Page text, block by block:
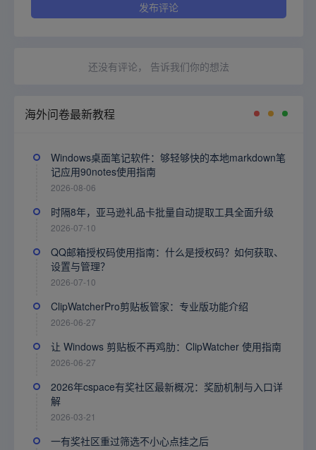
还没有评论， 告诉我们你的想法
海外问卷最新教程
Windows桌面笔记软件：够轻够快的本地markdown笔
记应用90notes使用指南
2026-08-06
时隔8年，亚马逊礼品卡批量自动提取工具全面升级
2026-07-10
QQ邮箱授权码使用指南：什么是授权码？如何获取、
设置与管理？
2026-07-10
ClipWatcherPro剪贴板管家：专业版功能介绍
2026-06-27
让 Windows 剪贴板不再鸡肋：ClipWatcher 使用指南
2026-06-27
2026年cspace有奖社区最新概况：奖励机制与入口详
解
2026-03-21
一有奖社区重过筛选不小心点挂之后